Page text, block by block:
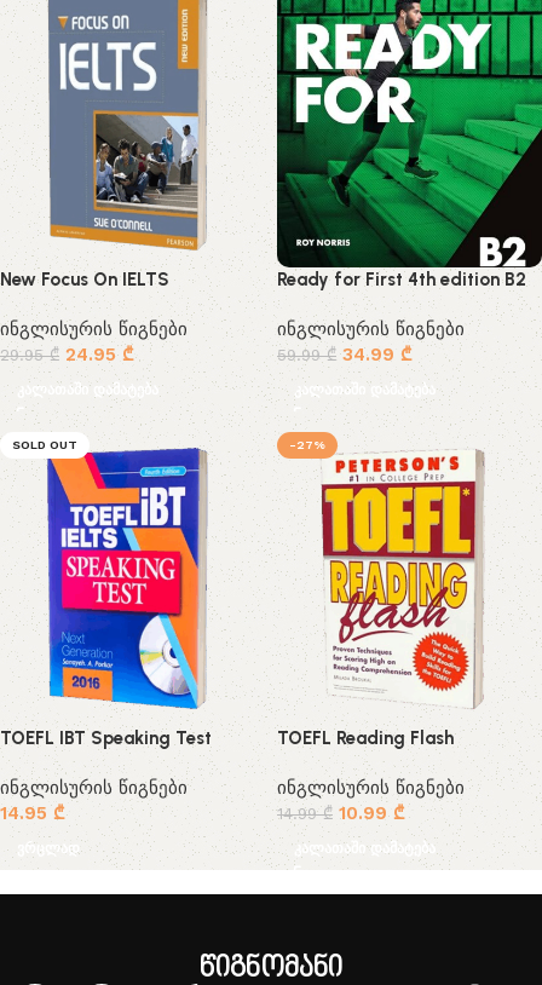
New Focus On IELTS
ინგლისურის წიგნები
29.95₾ 24.95₾
კალათაში დამატება
Ready for First 4th edition B2
ინგლისურის წიგნები
59.99₾ 34.99 ₾
კალათაში დამატება
SOLD OUT
TOEFL IBT Speaking Test
ინგლისურის წიგნები
14.95₾
ვრცლად
-27%
TOEFL Reading Flash
ინგლისურის წიგნები
14.99₾ 10.99₾
კალათაში დამატება
წიგნომანი